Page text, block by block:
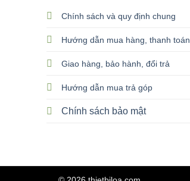
Chính sách và quy định chung
Hướng dẫn mua hàng, thanh toán
Giao hàng, bảo hành, đổi trả
Hướng dẫn mua trả góp
Chính sách bảo mật